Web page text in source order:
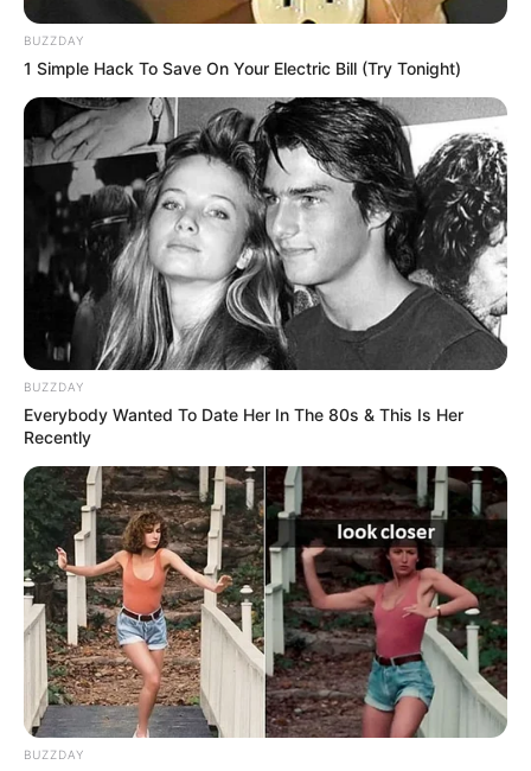
BUZZDAY
1 Simple Hack To Save On Your Electric Bill (Try Tonight)
BUZZDAY
Everybody Wanted To Date Her In The 80s & This Is Her
Recently
BUZZDAY